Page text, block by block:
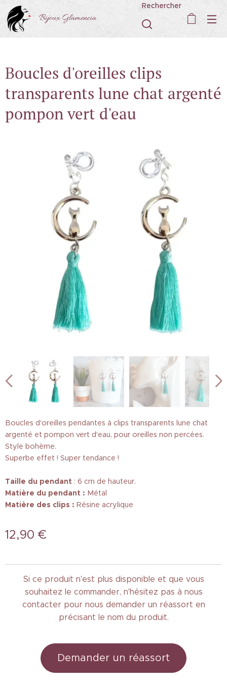
Bijoux Glamencia
Rechercher
Boucles d'oreilles clips
transparents lune chat argenté
pompon vert d'eau
Boucles d'oreilles pendantes à clips transparents lune chat
argenté et pompon vert d'eau, pour oreilles non percées.
Style bohème.
Superbe effet ! Super tendance !
Taille du pendant : 6 cm de hauteur.
Matière du pendant : Métal
Matière des clips : Résine acrylique
12,90 €
Si ce produit n'est plus disponible et que vous
souhaitez le commander, n'hésitez pas à nous
contacter pour nous demander un réassort en
précisant le nom du produit.
Demander un réassort